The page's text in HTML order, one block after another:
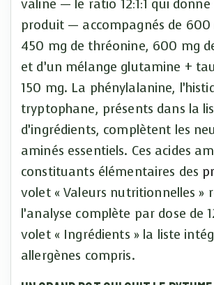
valine — le ratio 12:1:1 qui
produit — accompagnés de 600
450 mg de thréonine, 600 mg
et d’un mélange glutamine +
150 mg. La phénylalanine,
tryptophane, présents dans la
d’ingrédients, complètent les
aminés essentiels. Ces acides
constituants élémentaires des
volet « Valeurs nutritionnelles »
l’analyse complète par dose de
volet « Ingrédients » la liste
allergènes compris.